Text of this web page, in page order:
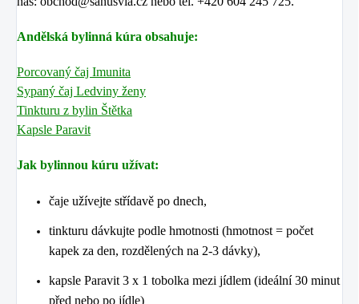
Andělská bylinná kúra obsahuje:
Porcovaný čaj Imunita
Sypaný čaj Ledviny ženy
Tinkturu z bylin Štětka
Kapsle Paravit
Jak bylinnou kúru užívat:
čaje užívejte střídavě po dnech,
tinkturu dávkujte podle hmotnosti (hmotnost = počet
kapek za den, rozdělených na 2-3 dávky),
kapsle Paravit 3 x 1 tobolka mezi jídlem (ideální 30 minut
před nebo po jídle)